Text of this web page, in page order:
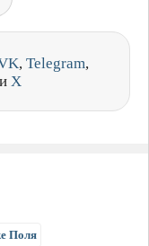
, Telegram,
и X
Поля